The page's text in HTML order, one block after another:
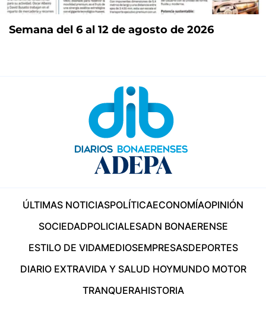
Semana del 6 al 12 de agosto de 2026
ÚLTIMAS NOTICIASPOLÍTICAECONOMÍAOPINIÓN
SOCIEDADPOLICIALESADN BONAERENSE
ESTILO DE VIDAMEDIOSEMPRESASDEPORTES
DIARIO EXTRAVIDA Y SALUD HOYMUNDO MOTOR
TRANQUERAHISTORIA